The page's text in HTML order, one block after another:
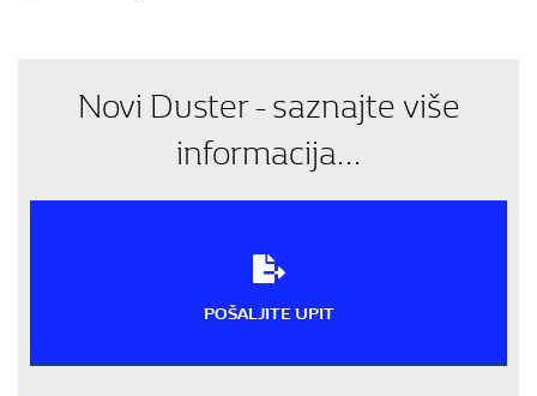
Novi Duster - saznajte više
informacija...
POŠALJITE UPIT